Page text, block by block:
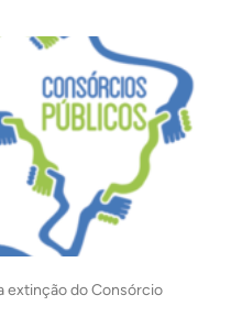
extinção do Consórcio